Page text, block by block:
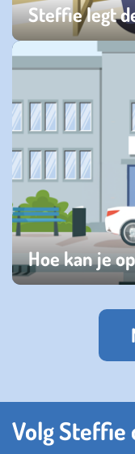
Steffie legt
woensdag 01
Hoe kan je
Volg Steffie